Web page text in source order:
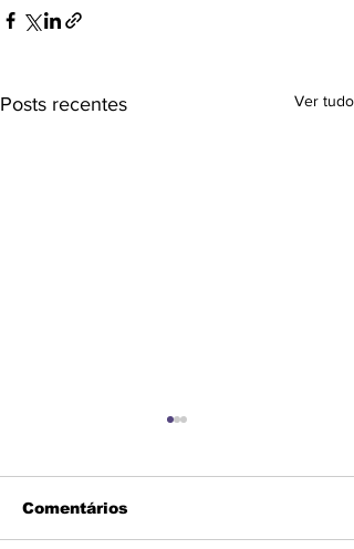
Posts recentes Ver tudo
Comentários